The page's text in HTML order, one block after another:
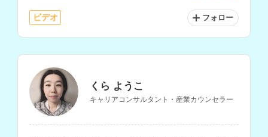
ビデオ フォロー
くら ようこ
キャリアコンサルタント・産業カウンセラー